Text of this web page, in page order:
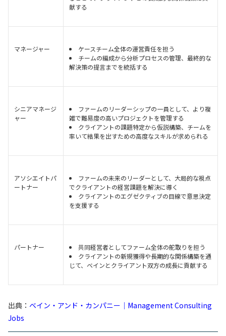
献する
マネージャー
ケースチーム全体の運営責任を担う
チームの編成から分析プロセスの管理、最終的な
解決策の提言までを統括する
シニアマネージ
ャー
ファームのリーダーシップの一員として、より複
雑で難易度の高いプロジェクトを管理する
クライアントの課題特定から仮説構築、チームを
率いて結果を出すための高度なスキルが求められる
アソシエイトパ
ートナー
ファームの未来のリーダーとして、大局的な視点
でクライアントの経営課題を解決に導く
クライアントのエグゼクティブの目線で意思決定
を支援する
パートナー
共同経営者としてファーム全体の舵取りを担う
クライアントの新規獲得や長期的な関係構築を通
じて、ベインとクライアント双方の成長に貢献する
出典： ベイン・アンド・カンパニー｜Management Consulting
Jobs